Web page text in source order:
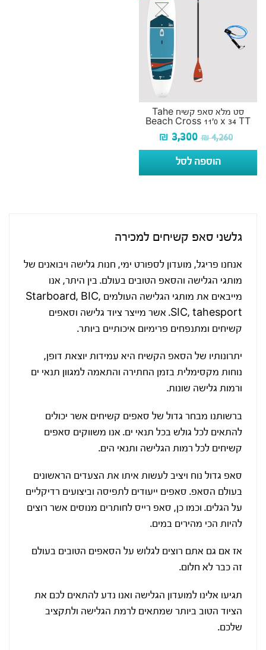
סט מלא סאפ קשיח Tahe
Beach Cross 11’0 x 34 TT
₪4,260
₪ 3,300
הוספה לסל
גלשני סאפ קשיחים למכירה
אנחנו פריגל, מועדון לספורט ימי, חנות גלישה ויבואנים של
מותגי הגלישה והסאפ הטובים בעולם. בין היתר, אנו
מייבאים את מותגי הגלישה העולמים Starboard, BIC,
SIC, tahesport. אשר מייצר ציוד גלישה וסאפים
קשיחים ומתנפחים פרימיום איכותיים ביותר.
יתרונותיו של הסאפ הקשיח היא עמידות יוצאת דופן,
נוחות מקסימלית בזמן החתירה והתאמה למגוון תנאי ים
ורמות גלישה שונות.
ברשותנו מבחר גדול של סאפים קשיחים אשר יכולים
להתאים לכל גולש בכל תנאי ים. אנו משווקים סאפים
קשיחים לכל רמות הגלישה ותנאי הים.
סאפ גדול נוח ויציב לעשות איתו את הצעדים הראשונים
בעולם הסאפ. סאפים ייעודים לתפיסה וביצועים רדיקליים
על הגלים. וכמו כן, סאפ רייס לחותרים מנוסים אשר רוצים
להיות הכי מהירים במים.
אז אם גם אתם רוצים לגלוש על הסאפים הטובים בעולם
זה כבר לא חלום.
תגיעו אלינו למועדון הגלישה ואנו נדע להתאים לכם את
הציוד הטוב ביותר שמתאים לרמת הגלישה ולתקציב
שלכם.